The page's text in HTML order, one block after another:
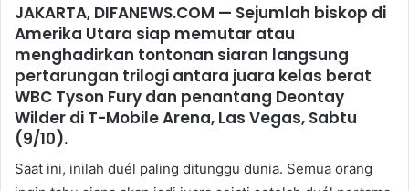
JAKARTA, DIFANEWS.COM — Sejumlah biskop di
Amerika Utara siap memutar atau
menghadirkan tontonan siaran langsung
pertarungan trilogi antara juara kelas berat
WBC Tyson Fury dan penantang Deontay
Wilder di T-Mobile Arena, Las Vegas, Sabtu
(9/10).
Saat ini, inilah duél paling ditunggu dunia. Semua orang